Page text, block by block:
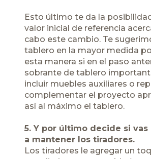
Esto último te da la
valor inicial de referencia
cabo este cambio. Te
tablero en la mayor medida
esta manera si en el paso
sobrante de tablero
incluir muebles auxiliares o
complementar el proyecto
así al máximo el tablero.
5. Y por último decide si vas
a mantener los tiradores.
Los tiradores le agregar un